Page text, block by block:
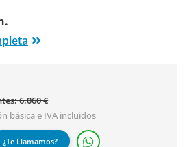
6.060 €
básicae IVA incluidos
¿Te Llamamos?